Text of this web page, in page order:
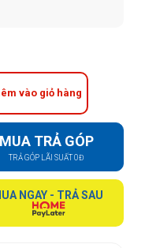
vào giỏ hàng
MUA TRẢ GÓP
TRẢ GÓP LÃI SUẤT 0Đ
NGAY - TRẢ SAU